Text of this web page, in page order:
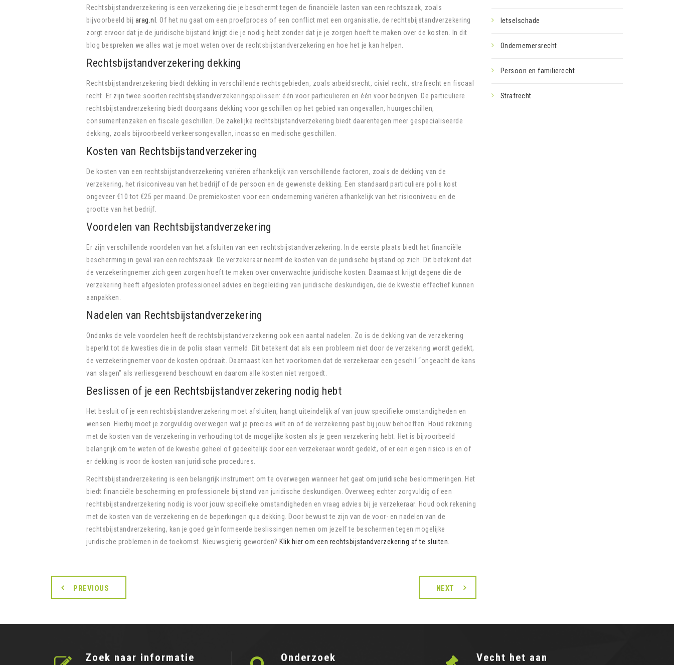
Rechtsbijstandverzekering is een verzekering die je beschermt tegen de financiële lasten van een rechtszaak, zoals
bijvoorbeeld bij arag.nl . Of het nu gaat om een proefproces of een conflict met een organisatie, de rechtsbijstandverzekering
zorgt ervoor dat je de juridische bijstand krijgt die je nodig hebt zonder dat je je zorgen hoeft te maken over de kosten. In dit
blog bespreken we alles wat je moet weten over de rechtsbijstandverzekering en hoe het je kan helpen.
Rechtsbijstandverzekering dekking
Rechtsbijstandverzekering biedt dekking in verschillende rechtsgebieden, zoals arbeidsrecht, civiel recht, strafrecht en fiscaal
recht. Er zijn twee soorten rechtsbijstandverzekeringspolissen: één voor particulieren en één voor bedrijven. De particuliere
rechtsbijstandverzekering biedt doorgaans dekking voor geschillen op het gebied van ongevallen, huurgeschillen,
consumentenzaken en fiscale geschillen. De zakelijke rechtsbijstandverzekering biedt daarentegen meer gespecialiseerde
dekking, zoals bijvoorbeeld verkeersongevallen, incasso en medische geschillen.
Kosten van Rechtsbijstandverzekering
De kosten van een rechtsbijstandverzekering variëren afhankelijk van verschillende factoren, zoals de dekking van de
verzekering, het risiconiveau van het bedrijf of de persoon en de gewenste dekking. Een standaard particuliere polis kost
ongeveer €10 tot €25 per maand. De premiekosten voor een onderneming variëren afhankelijk van het risiconiveau en de
grootte van het bedrijf.
Voordelen van Rechtsbijstandverzekering
Er zijn verschillende voordelen van het afsluiten van een rechtsbijstandverzekering. In de eerste plaats biedt het financiële
bescherming in geval van een rechtszaak. De verzekeraar neemt de kosten van de juridische bijstand op zich. Dit betekent dat
de verzekeringnemer zich geen zorgen hoeft te maken over onverwachte juridische kosten. Daarnaast krijgt degene die de
verzekering heeft afgesloten professioneel advies en begeleiding van juridische deskundigen, die de kwestie effectief kunnen
aanpakken.
Nadelen van Rechtsbijstandverzekering
Ondanks de vele voordelen heeft de rechtsbijstandverzekering ook een aantal nadelen. Zo is de dekking van de verzekering
beperkt tot de kwesties die in de polis staan vermeld. Dit betekent dat als een probleem niet door de verzekering wordt gedekt,
de verzekeringnemer voor de kosten opdraait. Daarnaast kan het voorkomen dat de verzekeraar een geschil “ongeacht de kans
van slagen” als verliesgevend beschouwt en daarom alle kosten niet vergoedt.
Beslissen of je een Rechtsbijstandverzekering nodig hebt
Het besluit of je een rechtsbijstandverzekering moet afsluiten, hangt uiteindelijk af van jouw specifieke omstandigheden en
wensen. Hierbij moet je zorgvuldig overwegen wat je precies wilt en of de verzekering past bij jouw behoeften. Houd rekening
met de kosten van de verzekering in verhouding tot de mogelijke kosten als je geen verzekering hebt. Het is bijvoorbeeld
belangrijk om te weten of de kwestie geheel of gedeeltelijk door een verzekeraar wordt gedekt, of er een eigen risico is en of
er dekking is voor de kosten van juridische procedures.
Rechtsbijstandverzekering is een belangrijk instrument om te overwegen wanneer het gaat om juridische beslommeringen. Het
biedt financiële bescherming en professionele bijstand van juridische deskundigen. Overweeg echter zorgvuldig of een
rechtsbijstandverzekering nodig is voor jouw specifieke omstandigheden en vraag advies bij je verzekeraar. Houd ook rekening
met de kosten van de verzekering en de beperkingen qua dekking. Door bewust te zijn van de voor- en nadelen van de
rechtsbijstandverzekering, kan je goed geïnformeerde beslissingen nemen om jezelf te beschermen tegen mogelijke
juridische problemen in de toekomst. Nieuwsgierig geworden? Klik hier om een rechtsbijstandverzekering af te sluiten
PREVIOUS NEXT
letselschade
Ondernemersrecht
Persoon en familierecht
Strafrecht
Zoek naar informatie Onderzoek Vecht het aan